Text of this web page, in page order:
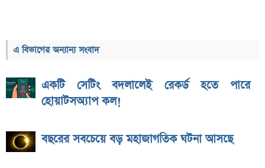
এ বিভাগের অন্যান্য সংবাদ
একটি সেটিং বদলালেই রেকর্ড হতে পারে
হোয়াটসঅ্যাপ কল!
বছরের সবচেয়ে বড় মহাজাগতিক ঘটনা আসছে